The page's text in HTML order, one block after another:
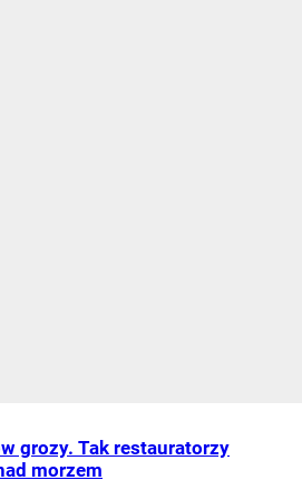
grozy. Tak restauratorzy
morzem